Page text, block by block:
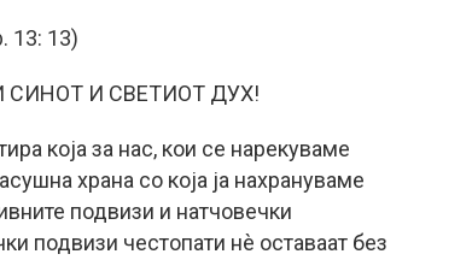
13: 13)
СИНОТ И СВЕТИОТ ДУХ!
која за нас, кои се нарекуваме
храна со која ја нахрануваме
подвизи и натчовечки
подвизи честопати нè оставаат без